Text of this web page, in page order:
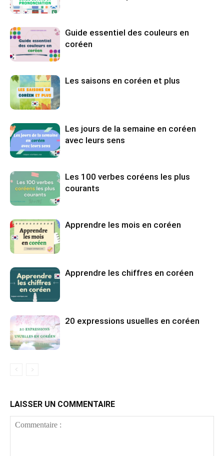
Guide essentiel des couleurs en
coréen
Les saisons en coréen et plus
Les jours de la semaine en coréen
avec leurs sens
Les 100 verbes coréens les plus
courants
Apprendre les mois en coréen
Apprendre les chiffres en coréen
20 expressions usuelles en coréen
LAISSER UN COMMENTAIRE